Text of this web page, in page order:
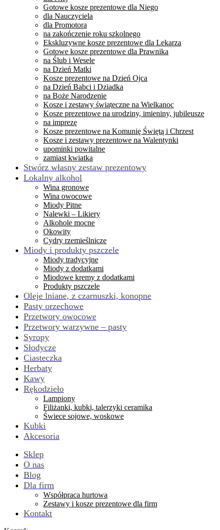
Gotowe kosze prezentowe dla Niego
dla Nauczyciela
dla Promotora
na zakończenie roku szkolnego
Ekskluzywne kosze prezentowe dla Lekarza
Gotowe kosze prezentowe dla Prawnika
na Ślub i Wesele
na Dzień Matki
Kosze prezentowe na Dzień Ojca
na Dzień Babci i Dziadka
na Boże Narodzenie
Kosze i zestawy świąteczne na Wielkanoc
Kosze prezentowe na urodziny, imieniny, jubileusze
na imprezę
Kosze prezentowe na Komunię Świętą i Chrzest
Kosze i zestawy prezentowe na Walentynki
upominki powitalne
zamiast kwiatka
Stwórz własny zestaw prezentowy
Lokalny alkohol
Wina gronowe
Wina owocowe
Miody Pitne
Nalewki – Likiery
Alkohole mocne
Okowity
Cydry rzemieślnicze
Miody i produkty pszczele
Miody tradycyjne
Miody z dodatkami
Miodowe kremy z dodatkami
Produkty pszczele
Oleje lniane, z czarnuszki, konopne
Pasty orzechowe
Przetwory owocowe
Przetwory warzywne – pasty
Syropy
Słodycze
Ciasteczka
Herbaty
Kawy
Rękodzieło
Lampiony
Filiżanki, kubki, talerzyki ceramika
Świece sojowe, woskowe
Kubki
Akcesoria
Sklep
O nas
Blog
Dla firm
Współpraca hurtowa
Zestawy i kosze prezentowe dla firm
Kontakt